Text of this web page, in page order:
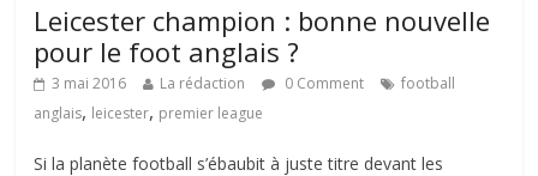
Leicester champion : bonne nouvelle
pour le foot anglais ?
3 mai 2016 La rédaction 0 Comment
football
anglais, leicester, premier league
Si la planète football s’ébaubit à juste titre devant les